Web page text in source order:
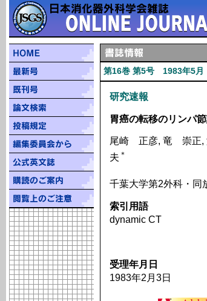
第16巻 第5号 1983年5月
研究速報
胃癌の転移のリンパ
尾崎 正彦, 竜 崇正
夫 ＊
千葉大学第2外科・同
索引用語
dynamic CT
受理年月日
1983年2月3日